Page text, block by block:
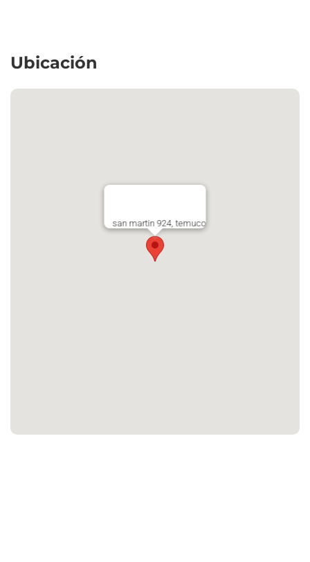
Ubicación
san martin 924, temuco